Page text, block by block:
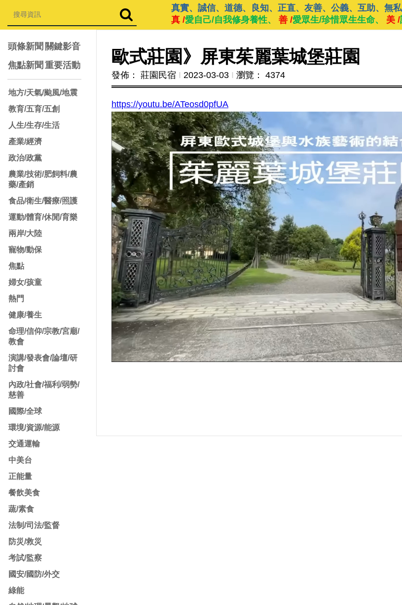
真實、誠信、道德、良知、正直、友善、公義、互助、無
真 /愛自己/自我修身養性、 善 /愛眾生/珍惜眾生生命、 美 /
頭條新聞 關鍵影音
焦點新聞 重要活動
地方/天氣/颱風/地震
教育/五育/五創
人生/生存/生活
產業/經濟
政治/政黨
農業/技術/肥飼料/農
藥/產銷
食品/衛生/醫療/照護
運動/體育/休閒/育樂
兩岸/大陸
寵物/動保
焦點
婦女/孩童
熱門
健康/養生
命理/信仰/宗教/宮廟/
教會
演講/發表會/論壇/研
討會
內政/社會/福利/弱勢/
慈善
國際/全球
環境/資源/能源
交通運輸
中美台
正能量
餐飲美食
蔬/素食
法制/司法/監督
防災/救災
考試/監察
國安/國防/外交
綠能
歐式莊園》屏東茱麗葉城堡莊園
發佈： 莊園民宿 Ι 2023-03-03 Ι 瀏覽： 4374
https://youtu.be/ATeosd0pfUA